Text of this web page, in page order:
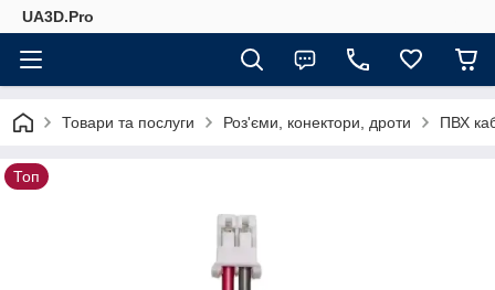
UA3D.Pro
Товари та послуги Роз'єми, конектори, дроти ПВХ
Топ